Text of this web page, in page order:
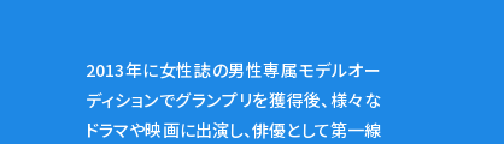
2013年に女性誌の男性専属モデルオー
ディションでグランプリを獲得後、様々な
ドラマや映画に出演し、俳優として第一線